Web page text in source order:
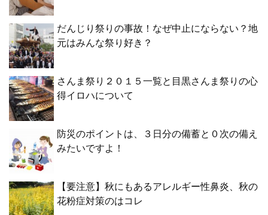
だんじり祭りの事故！なぜ中止にならない？地
元はみんな祭り好き？
さんま祭り２０１５一覧と目黒さんま祭りの心
得イロハについて
防災のポイントは、３日分の備蓄と０次の備え
みたいですよ！
【要注意】秋にもあるアレルギー性鼻炎、秋の
花粉症対策のはコレ